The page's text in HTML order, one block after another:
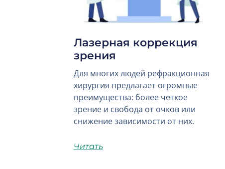
Лазерная коррекция
зрения
Для многих людей рефракционная
хирургия предлагает огромные
преимущества: более четкое
зрение и свобода от очков или
снижение зависимости от них.
Читать